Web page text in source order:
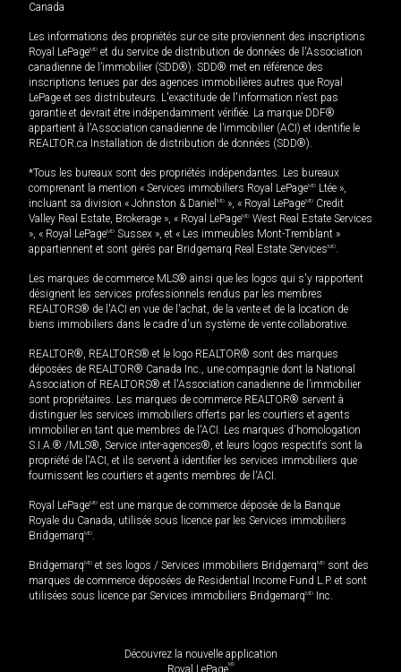
Canada
Les informations des propriétés sur ce site proviennent des inscriptions
Royal LePageMD et du service de distribution de données de l'Association
canadienne de l’immobilier (SDD®). SDD® met en référence des
inscriptions tenues par des agences immobilières autres que Royal
LePage et ses distributeurs. L'exactitude de l'information n'est pas
garantie et devrait être indépendamment vérifiée. La marque DDF®
appartient à l'Association canadienne de l’immobilier (ACI) et identifie le
REALTOR.ca Installation de distribution de données (SDD®).
*Tous les bureaux sont des propriétés indépendantes. Les bureaux
comprenant la mention « Services immobiliers Royal LePageMD Ltée »,
incluant sa division « Johnston & Daniel MD », « Royal LePageMD Credit
Valley Real Estate, Brokerage », « Royal LePageMD West Real Estate Services
», « Royal LePageMD Sussex », et « Les immeubles Mont-Tremblant »
appartiennent et sont gérés par Bridgemarq Real Estate ServicesMD.
Les marques de commerce MLS® ainsi que les logos qui s'y rapportent
désignent les services professionnels rendus par les membres
REALTORS® de l'ACI en vue de l'achat, de la vente et de la location de
biens immobiliers dans le cadre d'un système de vente collaborative.
REALTOR®, REALTORS® et le logo REALTOR® sont des marques
déposées de REALTOR® Canada Inc., une compagnie dont la National
Association of REALTORS® et l'Association canadienne de l’immobilier
sont propriétaires. Les marques de commerce REALTOR® servent à
distinguer les services immobiliers offerts par les courtiers et agents
immobilier en tant que membres de l'ACI. Les marques d'homologation
S.I.A.® /MLS®, Service inter-agences®, et leurs logos respectifs sont la
propriété de l'ACI, et ils servent à identifier les services immobiliers que
fournissent les courtiers et agents membres de l'ACI.
Royal LePageMD est une marque de commerce déposée de la Banque
Royale du Canada, utilisée sous licence par les Services immobiliers
BridgemarqMD.
BridgemarqMD et ses logos / Services immobiliers BridgemarqMD sont des
marques de commerce déposées de Residential Income Fund L.P. et sont
utilisées sous licence par Services immobiliers BridgemarqMD Inc.
Découvrez la nouvelle application
Royal LePageMD